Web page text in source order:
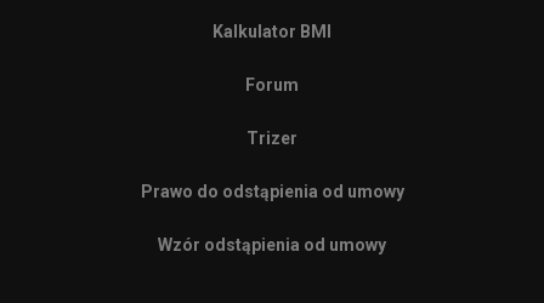
Kalkulator BMI
Forum
Trizer
Prawo do odstąpienia od umowy
Wzór odstąpienia od umowy